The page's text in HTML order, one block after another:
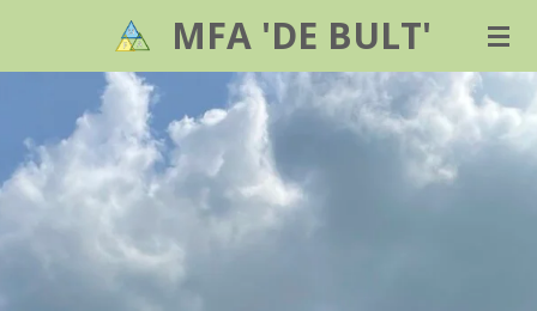
hoofdinhoud
MFA 'DE BULT'